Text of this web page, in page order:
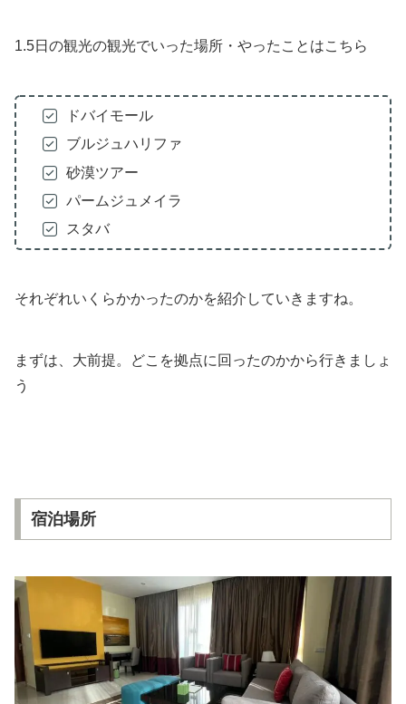
1.5日の観光の観光でいった場所・やったことはこちら
ドバイモール
ブルジュハリファ
砂漠ツアー
パームジュメイラ
スタバ
それぞれいくらかかったのかを紹介していきますね。
まずは、大前提。どこを拠点に回ったのかから行きましょ
う
宿泊場所